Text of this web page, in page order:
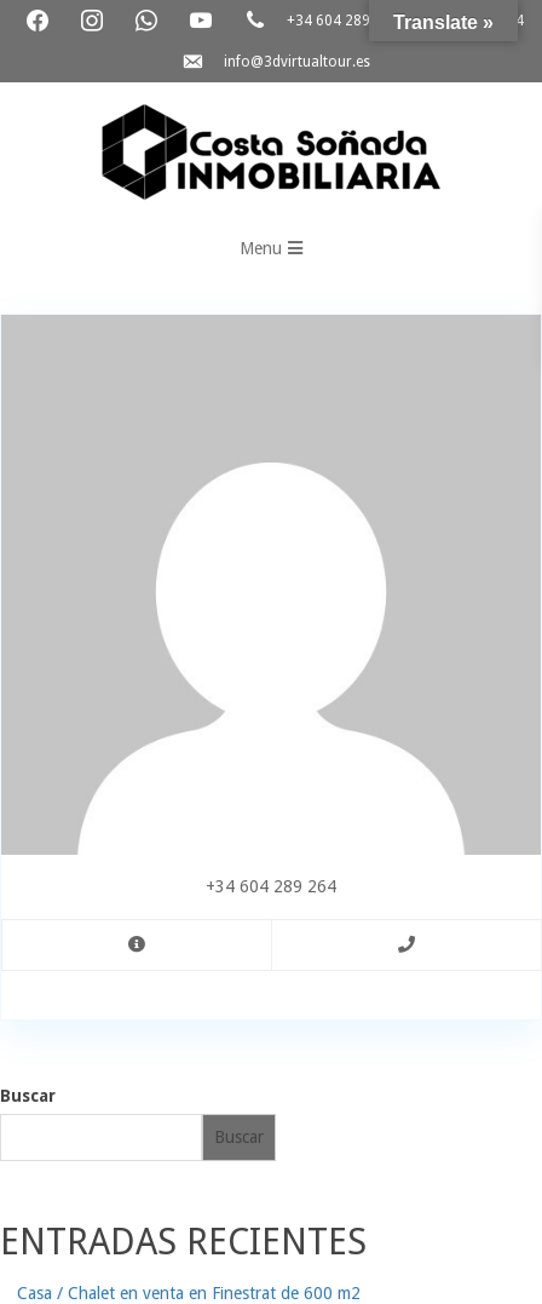
+34 604 289 264 +34 865 796 054
info@3dvirtualtour.es
Menu
+34 604 289 264
Buscar
Buscar
ENTRADAS RECIENTES
Casa / Chalet en venta en Finestrat de 600 m2
Translate »